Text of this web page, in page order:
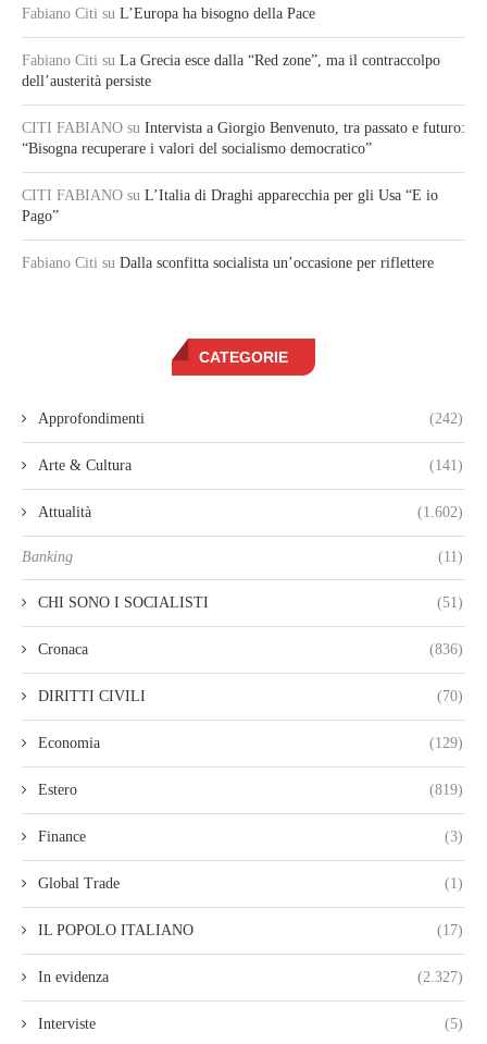
Fabiano Citi su L’Europa ha bisogno della Pace
Fabiano Citi su La Grecia esce dalla “Red zone”, ma il contraccolpo
dell’austerità persiste
CITI FABIANO su Intervista a Giorgio Benvenuto, tra passato e futuro:
“Bisogna recuperare i valori del socialismo democratico”
CITI FABIANO su L’Italia di Draghi apparecchia per gli Usa “E io
Pago”
Fabiano Citi su Dalla sconfitta socialista un’occasione per riflettere
CATEGORIE
Approfondimenti (242)
Arte & Cultura (141)
Attualità (1.602)
Banking (11)
CHI SONO I SOCIALISTI (51)
Cronaca (836)
DIRITTI CIVILI (70)
Economia (129)
Estero (819)
Finance (3)
Global Trade (1)
IL POPOLO ITALIANO (17)
In evidenza (2.327)
Interviste (5)